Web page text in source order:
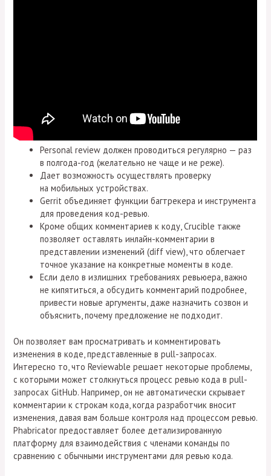
Personal review должен проводиться регулярно — раз
в полгода-год (желательно не чаще и не реже).
Дает возможность осуществлять проверку
на мобильных устройствах.
Gerrit объединяет функции багтрекера и инструмента
для проведения код-ревью.
Кроме общих комментариев к коду, Crucible также
позволяет оставлять инлайн-комментарии в
представлении изменений (diff view), что облегчает
точное указание на конкретные моменты в коде.
Если дело в излишних требованиях ревьюера, важно
не кипятиться, а обсудить комментарий подробнее,
привести новые аргументы, даже назначить созвон и
объяснить, почему предложение не подходит.
Он позволяет вам просматривать и комментировать
изменения в коде, представленные в pull-запросах.
Интересно то, что Reviewable решает некоторые проблемы,
с которыми может столкнуться процесс ревью кода в pull-
запросах GitHub. Например, он не автоматически скрывает
комментарии к строкам кода, когда разработчик вносит
изменения, давая вам больше контроля над процессом ревью.
Phabricator предоставляет более детализированную
платформу для взаимодействия с членами команды по
сравнению с обычными инструментами для ревью кода.